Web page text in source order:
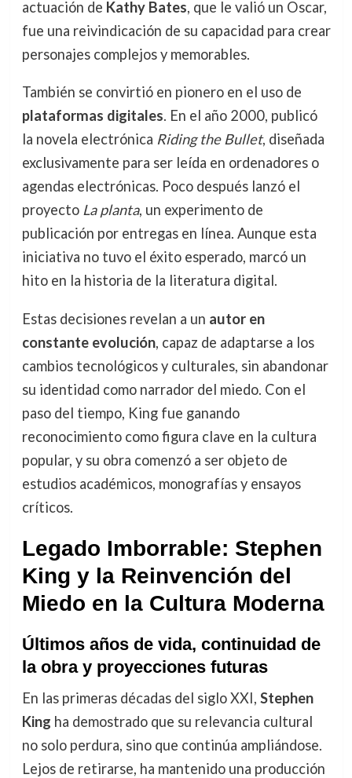
actuación de Kathy Bates, que le valió un Oscar,
fue una reivindicación de su capacidad para crear
personajes complejos y memorables.
También se convirtió en pionero en el uso de
plataformas digitales. En el año 2000, publicó
la novela electrónica Riding the Bullet, diseñada
exclusivamente para ser leída en ordenadores o
agendas electrónicas. Poco después lanzó el
proyecto La planta, un experimento de
publicación por entregas en línea. Aunque esta
iniciativa no tuvo el éxito esperado, marcó un
hito en la historia de la literatura digital.
Estas decisiones revelan a un autor en
constante evolución, capaz de adaptarse a los
cambios tecnológicos y culturales, sin abandonar
su identidad como narrador del miedo. Con el
paso del tiempo, King fue ganando
reconocimiento como figura clave en la cultura
popular, y su obra comenzó a ser objeto de
estudios académicos, monografías y ensayos
críticos.
Legado Imborrable: Stephen
King y la Reinvención del
Miedo en la Cultura Moderna
Últimos años de vida, continuidad de
la obra y proyecciones futuras
En las primeras décadas del siglo XXI, Stephen
King ha demostrado que su relevancia cultural
no solo perdura, sino que continúa ampliándose.
Lejos de retirarse, ha mantenido una producción